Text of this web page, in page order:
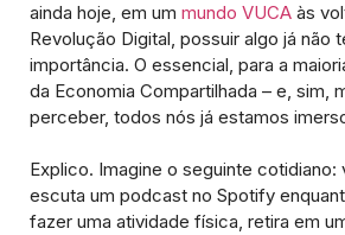
ainda hoje, em um mundo VUCA às
Revolução Digital, possuir algo já não
importância. O essencial, para a
da Economia Compartilhada – e, sim,
perceber, todos nós já estamos
Explico. Imagine o seguinte cotidiano:
escuta um podcast no Spotify
fazer uma atividade física, retira em